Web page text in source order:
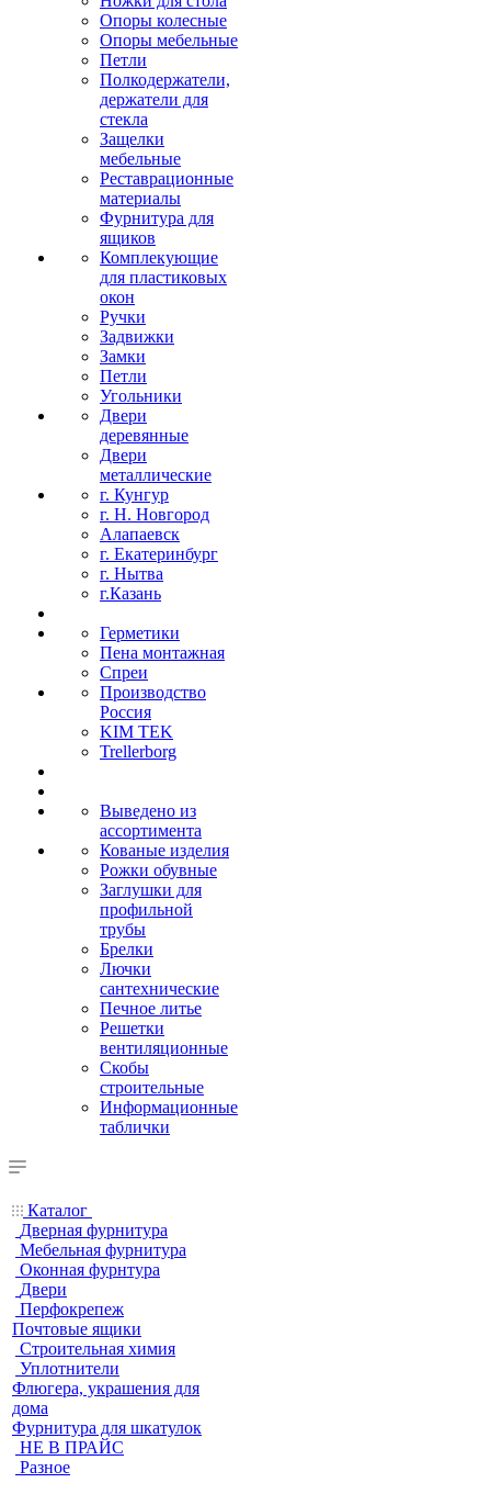
Опоры колесные
Опоры мебельные
Петли
Полкодержатели,
держатели для
стекла
Защелки
мебельные
Реставрационные
материалы
Фурнитура для
ящиков
Комплекующие
для пластиковых
окон
Ручки
Задвижки
Замки
Петли
Угольники
Двери
деревянные
Двери
металлические
г. Кунгур
г. Н. Новгород
Алапаевск
г. Екатеринбург
г. Нытва
г.Казань
Герметики
Пена монтажная
Спреи
Производство
Россия
KIM TEK
Trellerborg
Выведено из
ассортимента
Кованые изделия
Рожки обувные
Заглушки для
профильной
трубы
Брелки
Лючки
сантехнические
Печное литье
Решетки
вентиляционные
Скобы
строительные
Информационные
таблички
Каталог
Дверная фурнитура
Мебельная фурнитура
Оконная фурнтура
Двери
Перфокрепеж
Почтовые ящики
Строительная химия
Уплотнители
Флюгера, украшения для
дома
Фурнитура для шкатулок
НЕ В ПРАЙС
Разное